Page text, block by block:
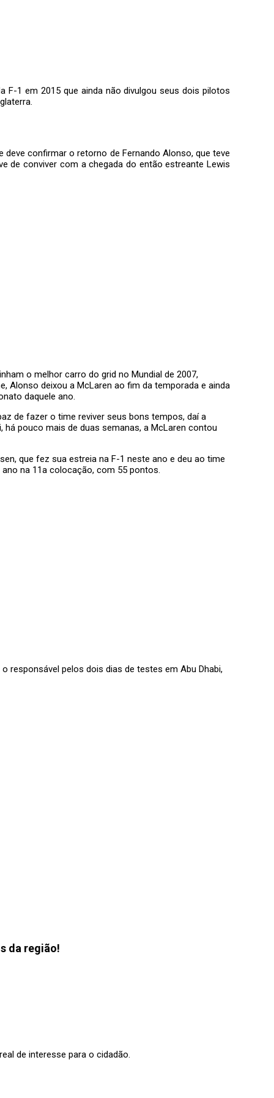
F-1 em 2015 que ainda não divulgou seus dois pilotos
confirmar o retorno de Fernando Alonso, que teve
de conviver com a chegada do então estreante Lewis
o melhor carro do grid no Mundial de 2007,
deixou a McLaren ao fim da temporada e ainda
daquele ano.
de fazer o time reviver seus bons tempos, daí a
pouco mais de duas semanas, a McLaren contou
que fez sua estreia na F-1 neste ano e deu ao time
na 11a colocação, com 55 pontos.
responsável pelos dois dias de testes em Abu Dhabi,
da região!
de interesse para o cidadão.